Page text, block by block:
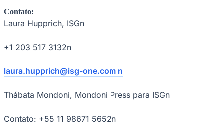
Vasco
Contato:
Laura Hupprich, ISGn
+1 203 517 3132n
laura.hupprich@isg-one.com n
Thábata Mondoni, Mondoni Press para ISGn
Contato: +55 11 98671 5652n